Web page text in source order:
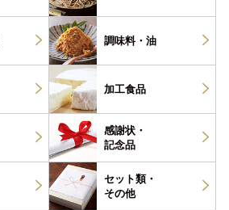
調味料・ 油
加工食品
感謝状・
記念品
セット類・
その他